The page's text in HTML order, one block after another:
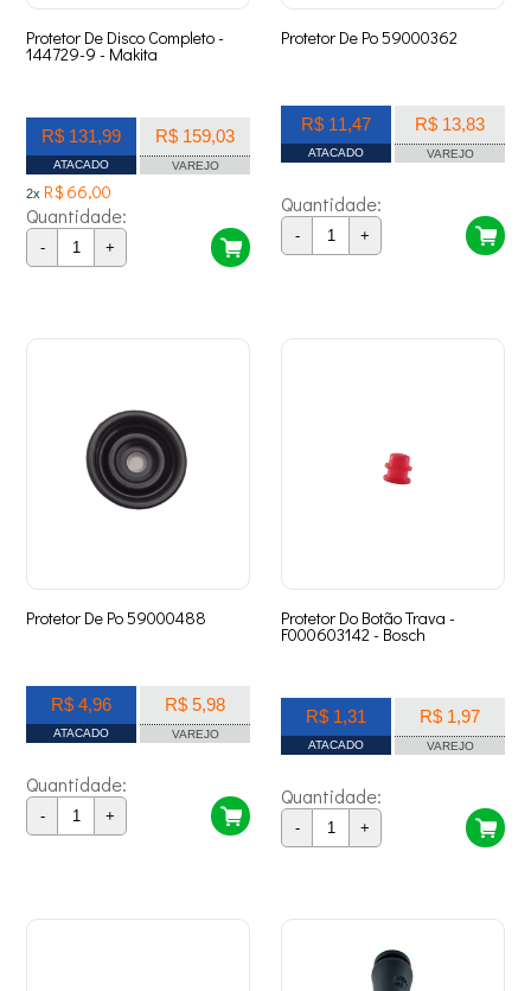
Protetor De Disco Completo -
144729-9 - Makita
R$ 131,99
ATACADO
R$ 159,03
VAREJO
2x R$ 66,00
Quantidade:
- +
Protetor De Po 59000362
R$ 11,47
ATACADO
R$ 13,83
VAREJO
Quantidade:
- +
Protetor De Po 59000488
R$ 4,96
ATACADO
R$ 5,98
VAREJO
Quantidade:
- +
Protetor Do Botão Trava -
F000603142 - Bosch
R$ 1,31
ATACADO
R$ 1,97
VAREJO
Quantidade:
- +